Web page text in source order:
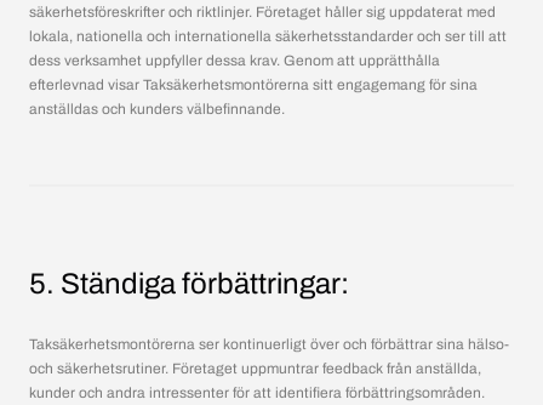
säkerhetsföreskrifter och riktlinjer. Företaget håller sig uppdaterat med
lokala, nationella och internationella säkerhetsstandarder och ser till att
dess verksamhet uppfyller dessa krav. Genom att upprätthålla
efterlevnad visar Taksäkerhetsmontörerna sitt engagemang för sina
anställdas och kunders välbefinnande.
5. Ständiga förbättringar:
Taksäkerhetsmontörerna ser kontinuerligt över och förbättrar sina hälso-
och säkerhetsrutiner. Företaget uppmuntrar feedback från anställda,
kunder och andra intressenter för att identifiera förbättringsområden.